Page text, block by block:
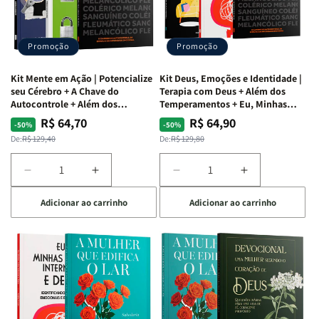
Vício
Agradar
a
Todos
+
Raiz
da
Rejeição
Insatisfação.
Vício
de
Agradar
Todos
+
Raiz
O
Insatisfação.
+
Devocional
+
Devocional
Promoção
Kit Mente em Ação | Potencialize
seu Cérebro + A Chave do
Autocontrole + Além dos
Temperamentos
-50%
Preço
normal
De:R$ 129,40
Preço
promocional
R$ 64,70
Diminuir
a
quantidade
de
Mente
em
Ação
Potencialize
Aumentar
a
quantidade
de
Kit
Mente
em
Ação
|
Potencialize
Adicionar ao carrinho
Promoção
Kit Deus, Emoções e Identidade |
Terapia com Deus + Além dos
Temperamentos + Eu, Minhas
Feridas e Deus
-50%
Preço
normal
De:R$ 129,80
Preço
promocional
R$ 64,90
Diminuir
a
quantidade
de
Kit
Deus,
Emoções
e
Identidade
|
Aumentar
a
quantidade
de
Kit
Deus,
Emoções
e
Identidade
|
Adicionar ao carrinho